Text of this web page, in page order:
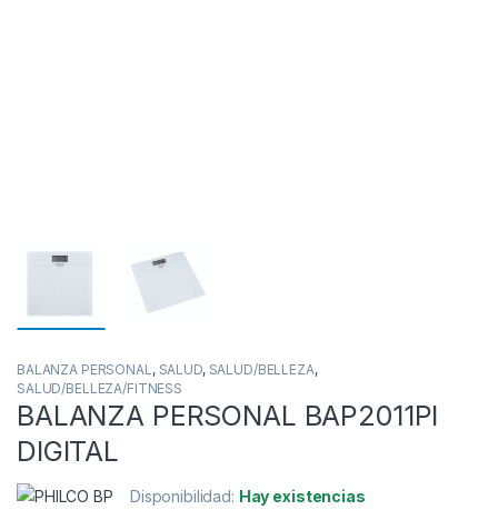
BALANZA PERSONAL , SALUD, SALUD/BELLEZA,
SALUD/BELLEZA/FITNESS
BALANZA PERSONAL BAP2011PI
DIGITAL
Disponibilidad: Hay existencias